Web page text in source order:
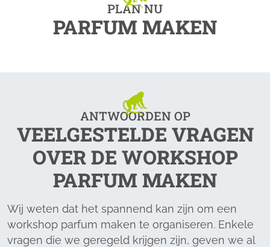
PLAN NU
PARFUM MAKEN
ANTWOORDEN OP
VEELGESTELDE VRAGEN
OVER DE WORKSHOP
PARFUM MAKEN
Wij weten dat het spannend kan zijn om een
workshop parfum maken te organiseren. Enkele
vragen die we geregeld krijgen zijn, geven we al